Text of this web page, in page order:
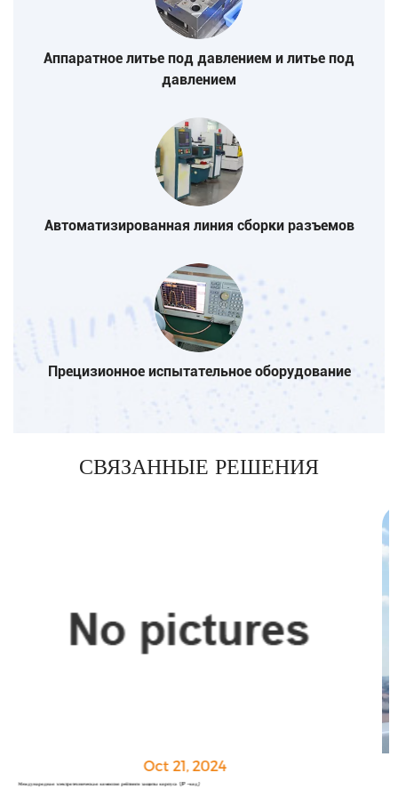
Аппаратное литье под давлением и литье под
давлением
Автоматизированная линия сборки разъемов
Прецизионное испытательное оборудование
СВЯЗАННЫЕ РЕШЕНИЯ
Oct 21, 2024
РФ -коммуникационные решения для соединений 5G базовых станций связи